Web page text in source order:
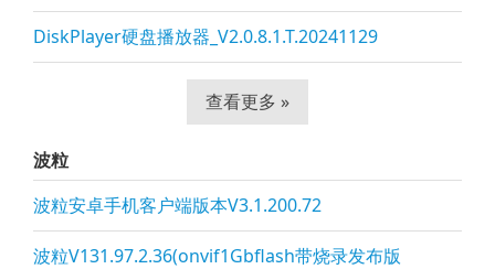
DiskPlayer硬盘播放器_V2.0.8.1.T.20241129
查看更多 »
波粒
波粒安卓手机客户端版本V3.1.200.72
波粒V131.97.2.36(onvif1Gbflash带烧录发布版